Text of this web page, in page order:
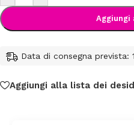
Aggiungi
Data di consegna prevista:
Aggiungi alla lista dei